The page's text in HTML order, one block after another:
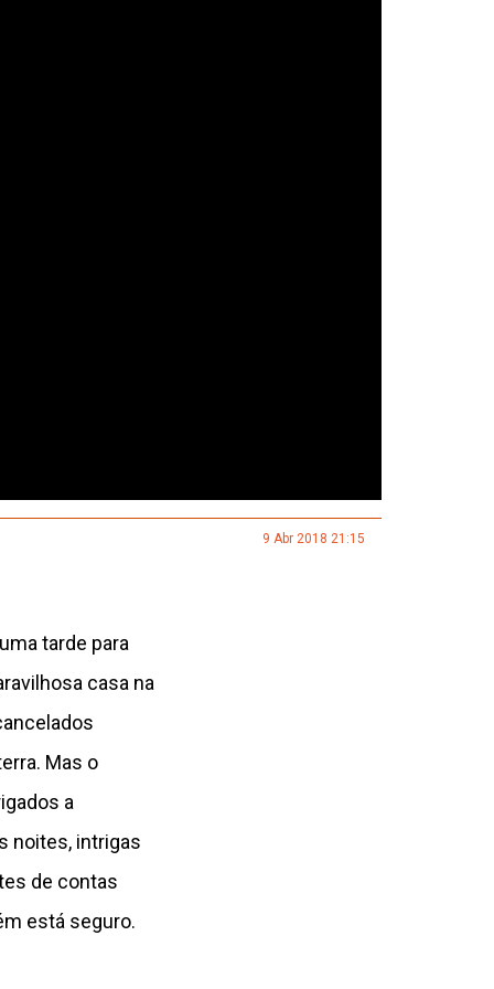
9 Abr 2018 21:15
tarde para
casa na
Mas o
a
noites, intrigas
de contas
está seguro.